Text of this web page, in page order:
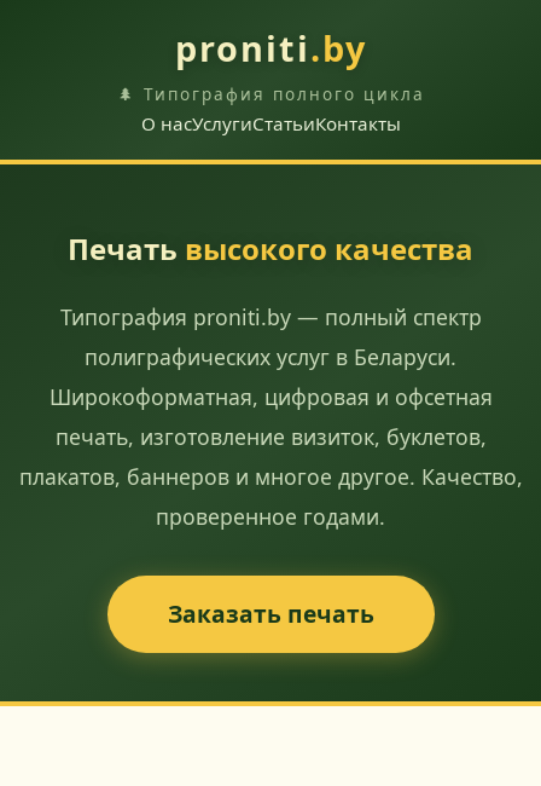
proniti.by
🌲 Типография полного цикла
О насУслугиСтатьиКонтакты
Печать высокого качества
Типография proniti.by — полный спектр
полиграфических услуг в Беларуси.
Широкоформатная, цифровая и офсетная
печать, изготовление визиток, буклетов,
плакатов, баннеров и многое другое. Качество,
проверенное годами.
Заказать печать